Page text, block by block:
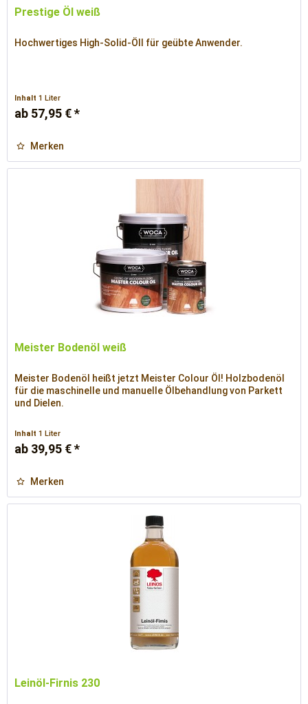
Prestige Öl weiß
Hochwertiges High-Solid-Öll für geübte Anwender.
Inhalt1 Liter
ab 57,95 € *
Merken
Meister Bodenöl weiß
Meister Bodenöl heißt jetzt Meister Colour Öl! Holzbodenöl
für die maschinelle und manuelle Ölbehandlung von Parkett
und Dielen.
Inhalt1 Liter
ab 39,95 € *
Merken
Leinöl-Firnis 230